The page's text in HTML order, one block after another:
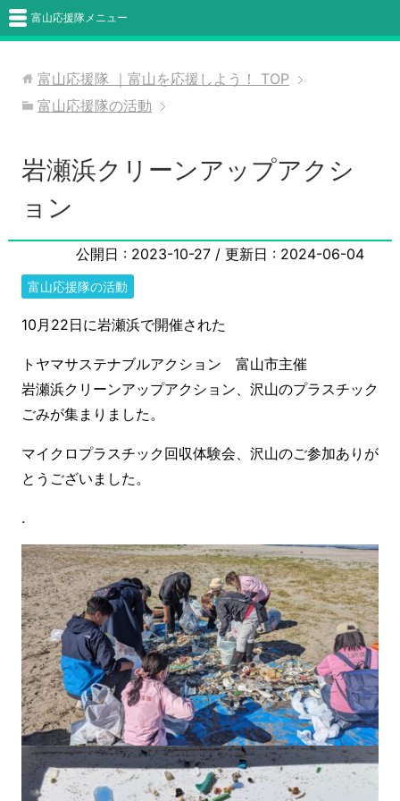
富山応援隊メニュー
富山応援隊 ｜富山を応援しよう！
TOP
富山応援隊の活動
岩瀬浜クリーンアップアクシ
ョン
公開日 : 2023-10-27 / 更新日 : 2024-06-04
富山応援隊の活動
10月22日に岩瀬浜で開催された
トヤマサステナブルアクション 富山市主催
岩瀬浜クリーンアップアクション、沢山のプラスチック
ごみが集まりました。
マイクロプラスチック回収体験会、沢山のご参加ありが
とうございました。
.